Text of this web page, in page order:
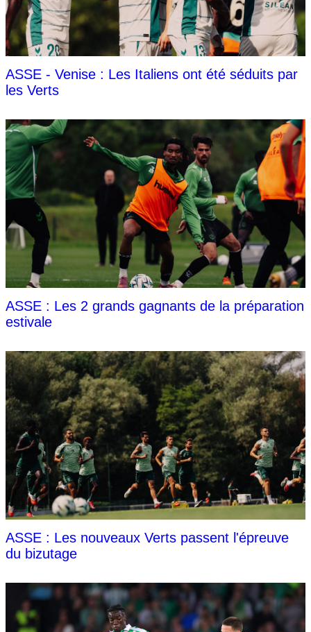
ASSE - Venise : Les Italiens ont été séduits par
les Verts
ASSE : Les 2 grands gagnants de la préparation
estivale
ASSE : Les nouveaux Verts passent l'épreuve
du bizutage